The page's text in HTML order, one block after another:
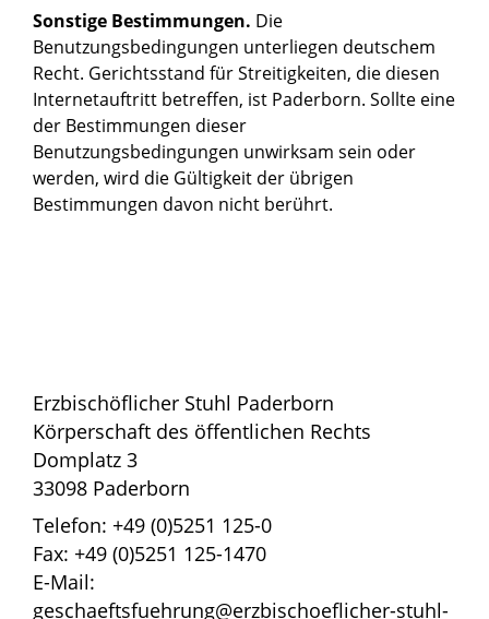
Sonstige Bestimmungen. Die
Benutzungsbedingungen unterliegen deutschem
Recht. Gerichtsstand für Streitigkeiten, die diesen
Internetauftritt betreffen, ist Paderborn. Sollte eine
der Bestimmungen dieser
Benutzungsbedingungen unwirksam sein oder
werden, wird die Gültigkeit der übrigen
Bestimmungen davon nicht berührt.
Erzbischöflicher Stuhl Paderborn
Körperschaft des öffentlichen Rechts
Domplatz 3
33098 Paderborn
Telefon: +49 (0)5251 125-0
Fax: +49 (0)5251 125-1470
E-Mail:
geschaeftsfuehrung@erzbischoeflicher-stuhl-